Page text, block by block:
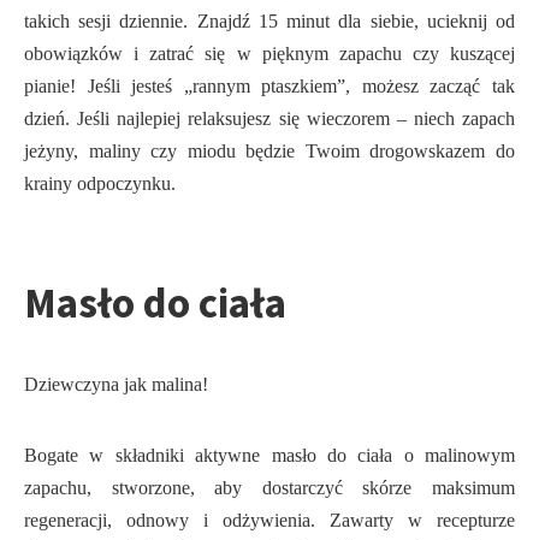
takich sesji dziennie. Znajdź 15 minut dla siebie, ucieknij od
obowiązków i zatrać się w pięknym zapachu czy kuszącej
pianie! Jeśli jesteś „rannym ptaszkiem”, możesz zacząć tak
dzień. Jeśli najlepiej relaksujesz się wieczorem – niech zapach
jeżyny, maliny czy miodu będzie Twoim drogowskazem do
krainy odpoczynku.
Masło do ciała
Dziewczyna jak malina!
Bogate w składniki aktywne masło do ciała o malinowym
zapachu, stworzone, aby dostarczyć skórze maksimum
regeneracji, odnowy i odżywienia. Zawarty w recepturze